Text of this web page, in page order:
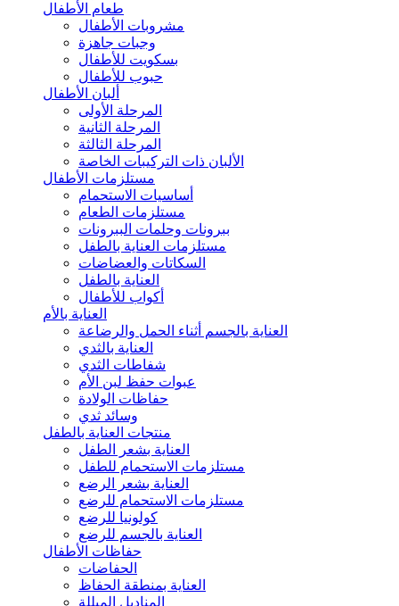
طعام الأطفال
مشروبات الأطفال
وجبات جاهزة
بسكويت للأطفال
حبوب للأطفال
ألبان الأطفال
المرحلة الأولى
المرحلة الثانية
المرحلة الثالثة
الألبان ذات التركيبات الخاصة
مستلزمات الأطفال
أساسيات الاستحمام
مستلزمات الطعام
ببرونات وحلمات الببرونات
مستلزمات العناية بالطفل
السكاتات والعضاضات
العناية بالطفل
أكواب للأطفال
العناية بالأم
العناية بالجسم أثناء الحمل والرضاعة
العناية بالثدي
شفاطات الثدي
عبوات حفظ لبن الأم
حفاظات الولادة
وسائد ثدي
منتجات العناية بالطفل
العناية بشعر الطفل
مستلزمات الاستحمام للطفل
العناية بشعر الرضع
مستلزمات الاستحمام للرضع
كولونيا للرضع
العناية بالجسم للرضع
حفاظات الأطفال
الحفاضات
العناية بمنطقة الحفاظ
المناديل المبللة